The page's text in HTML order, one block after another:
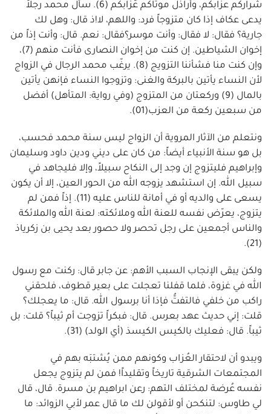
شراركم عزّابكم، وأراذل موتاكم عُّزابكم (6). سأل محمد رجلاً
يدعى عكاف إذا كان متزوجاً فرد: واللهم، لا!ذ قال: وهل لك
جارية؟ فقال: لا فقال: وأنت موسر؟فقال: نعم. قال: وأنت إذاً من
إخوان الشياطين. إن كنت من إخوان النصارى فأنت منهم (7)،
وإن كنت منا فشأننا التزويج (8). يرغّب محمد الرجال في الزواج
لأن النساء يأتين بالبركة والغنى: وتزوجوا النساء فإنهن يأتين
بالمال (9) وركعتان من المتزوج (وفي رواية: المتأهل) أفضل
من سبعين ركعة من العزب(01).
ونتعلم من الآثار المروية أن الزواج ليس سنة محمد فحسب،
بل هو سنة الأنبياء أيضاً: من كان على ديني ودين داود وسليمان
وإبراهيم فليتزوج إن وجد إلى النكاح سبيلاً، وإلا فليجاهد في
سبيل الله. إن استشهد يزوجه الله من الحور العين، إلا أن يكون
يسعى على والديه أو في أمانة للناس عليه (11). إذاً فمن لم
يتزوج، يعرّض نفسه للعنة الله وملائكته: لعنة الله والملائكة
والناس أجمعين على رجل تحصر ولا حصور بعد يحيى بن زكرياذ
(21).
ولكن يبقى الإنجاب السبب الأهم: عن جابر قال: ركنت مع رسول
الله في غزوة، فلما قفلنا تعجلت على بعير قطوف، فلحقني
راكب من خلفي فالتفتُّ فإذا أنا برسول الله. قال: ما يعجلك؟
قلت: إني حديث عهد بعرس. قال: فبكراً تزوجت أم ثيباً؟ قلت: بل
ثيباً. قال: فعليك بالكيس الكيسذ (أي الولد) (31).
ويبدو أن لاحتقار العُزاب وكونهم ممن يُشتبَه بهم في
المجتمعات الشرقية تاريخاً وتقليداً! فمن لم يتزوج يجعل
نفسه عُرضة لمختلف التهم: رعن ابراهيم بن مسرة. قال، قال
لي طاوس: لتنكحن أو لأقولن لك ما قال عمر لأبي الزوائد: ما